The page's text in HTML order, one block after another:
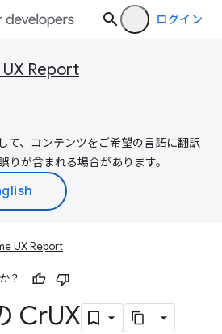
ログイン
Report
て、コンテンツをご希望の言語に翻訳
りが含まれる場合があります。
UX Report
？
CrUX